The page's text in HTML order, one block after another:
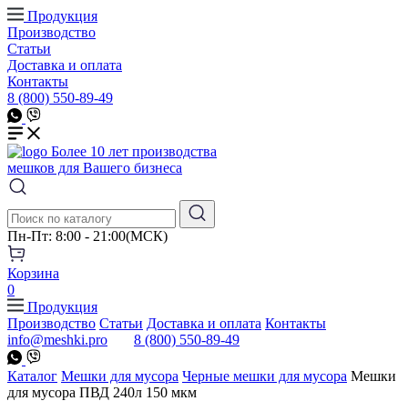
Продукция
Производство
Статьи
Доставка и оплата
Контакты
8 (800) 550-89-49
Более 10 лет производства
мешков для Вашего бизнеса
Пн-Пт: 8:00 - 21:00(МСК)
Корзина
0
Продукция
Производство Статьи Доставка и оплата Контакты
info@meshki.pro
8 (800) 550-89-49
Каталог Мешки для мусора Черные мешки для мусора Мешки
для мусора ПВД 240л 150 мкм